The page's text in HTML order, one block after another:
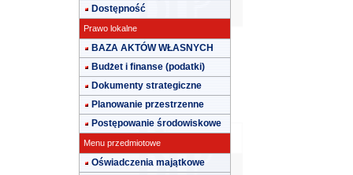
Dostępność
Prawo lokalne
BAZA AKTÓW WŁASNYCH
Budżet i finanse (podatki)
Dokumenty strategiczne
Planowanie przestrzenne
Postępowanie środowiskowe
Menu przedmiotowe
Oświadczenia majątkowe